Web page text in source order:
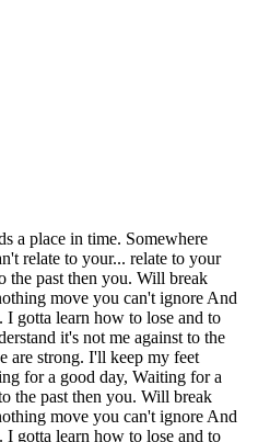
a place in time. Somewhere
relate to your... relate to your
the past then you. Will break
move you can't ignore And
I gotta learn how to lose and to
it's not me against to the
are strong. I'll keep my feet
for a good day, Waiting for a
the past then you. Will break
move you can't ignore And
I gotta learn how to lose and to